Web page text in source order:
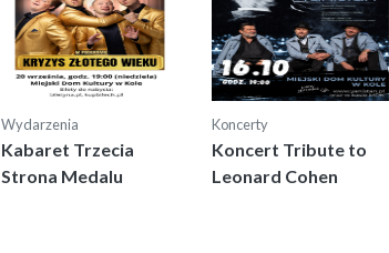
Wydarzenia
Kabaret Trzecia
Strona Medalu
Koncerty
Koncert Tribute to
Leonard Cohen